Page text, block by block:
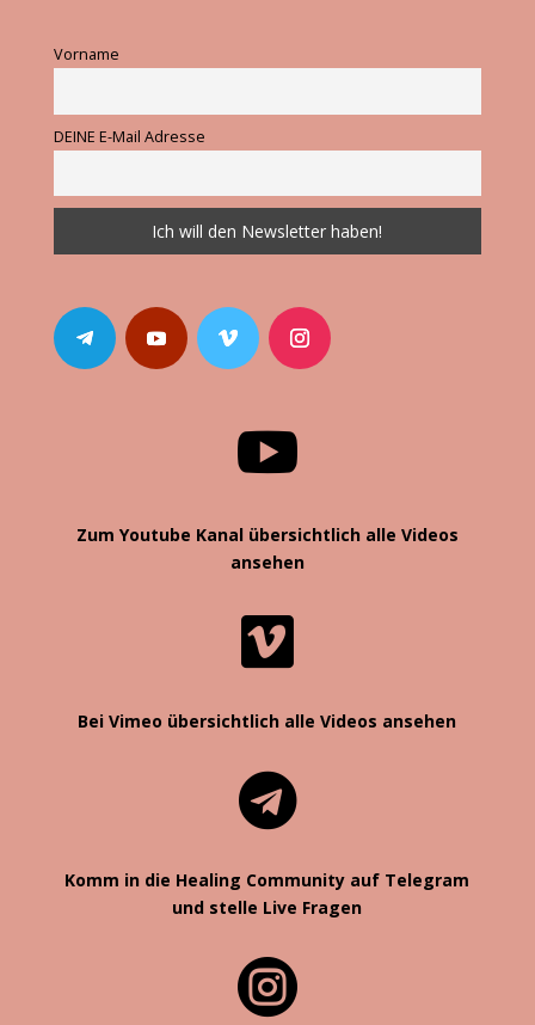
Vorname
DEINE E-Mail Adresse

Zum Youtube Kanal übersichtlich alle Videos
ansehen

Bei Vimeo übersichtlich alle Videos ansehen

Komm in die Healing Community auf Telegram
und stelle Live Fragen
